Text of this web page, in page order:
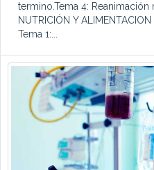
termino.Tema 4: Reanimación
NUTRICIÓN Y
Tema 1:...